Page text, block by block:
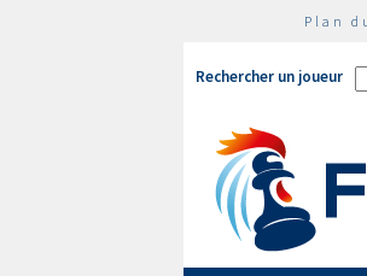
Plan
Rechercher un joueur